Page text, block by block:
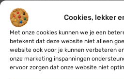
Cookies, lekker
Met onze cookies kunnen we je een
betekent dat deze website niet alleen
website ook voor je kunnen verbeteren
onze marketing inspanningen
ervoor zorgen dat onze website niet
Gratisof lage (€